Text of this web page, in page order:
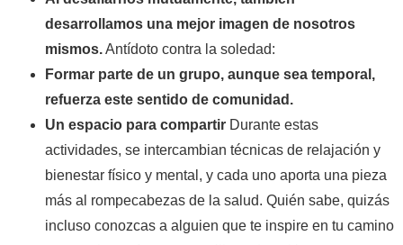
desarrollamos una mejor imagen de nosotros
mismos.Antídoto contra la soledad:
Formar parte de un grupo, aunque sea temporal,
refuerza este sentido de comunidad.
Un espacio para compartir Durante estas
actividades, se intercambian técnicas de relajación y
bienestar físico y mental, y cada uno aporta una pieza
más al rompecabezas de la salud. Quién sabe, quizás
incluso conozcas a alguien que te inspire en tu camino